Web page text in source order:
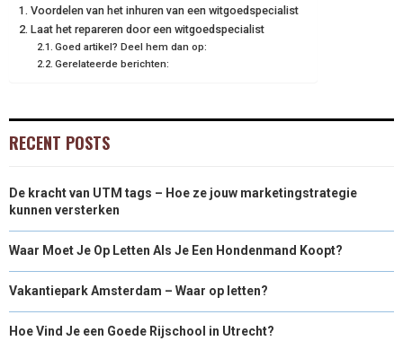
Voordelen van het inhuren van een witgoedspecialist
Laat het repareren door een witgoedspecialist
Goed artikel? Deel hem dan op:
Gerelateerde berichten:
RECENT POSTS
De kracht van UTM tags – Hoe ze jouw marketingstrategie
kunnen versterken
Waar Moet Je Op Letten Als Je Een Hondenmand Koopt?
Vakantiepark Amsterdam – Waar op letten?
Hoe Vind Je een Goede Rijschool in Utrecht?